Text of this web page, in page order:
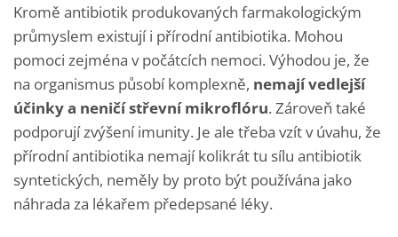
Kromě antibiotik produkovaných farmakologickým
průmyslem existují i přírodní antibiotika. Mohou
pomoci zejména v počátcích nemoci. Výhodou je, že
na organismus působí komplexně, nemají vedlejší
účinky a neničí střevní mikroflóru. Zároveň také
podporují zvýšení imunity. Je ale třeba vzít v úvahu, že
přírodní antibiotika nemají kolikrát tu sílu antibiotik
syntetických, neměly by proto být používána jako
náhrada za lékařem předepsané léky.